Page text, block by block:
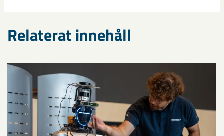
Relaterat innehåll